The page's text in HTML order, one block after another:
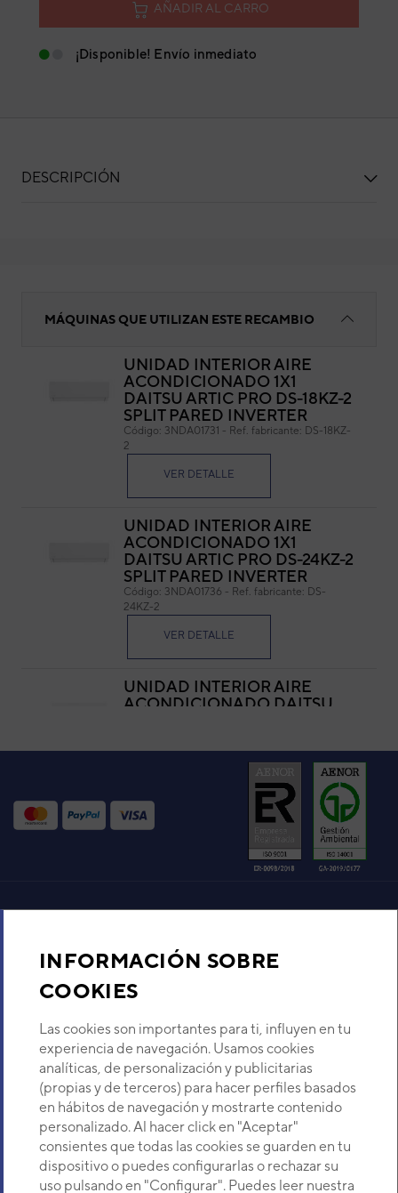
INFORMACIÓN SOBRE
COOKIES
Las cookies son importantes para ti, influyen en tu
experiencia de navegación. Usamos cookies
analíticas, de personalización y publicitarias
(propias y de terceros) para hacer perfiles basados
en hábitos de navegación y mostrarte contenido
personalizado. Al hacer click en "Aceptar"
consientes que todas las cookies se guarden en tu
dispositivo o puedes configurarlas o rechazar su
uso pulsando en "Configurar". Puedes leer nuestra
AÑADIR AL CARRO
¡Disponible! Envío inmediato
DESCRIPCIÓN
MÁQUINAS QUE UTILIZAN ESTE RECAMBIO
UNIDAD INTERIOR AIRE
ACONDICIONADO 1X1
DAITSU ARTIC PRO DS-18KZ-2
SPLIT PARED INVERTER
Código: 3NDA01731 - Ref. fabricante: DS-18KZ-
2
VER DETALLE
UNIDAD INTERIOR AIRE
ACONDICIONADO 1X1
DAITSU ARTIC PRO DS-24KZ-2
SPLIT PARED INVERTER
Código: 3NDA01736 - Ref. fabricante: DS-
24KZ-2
VER DETALLE
UNIDAD INTERIOR AIRE
ACONDICIONADO DAITSU
Código:3NDA01711-Ref. fabricante:DS-18KZ
Sobre Nosotros
Descubre Eurofred
Dónde Estamos
¿Buscas un servicio técnico?